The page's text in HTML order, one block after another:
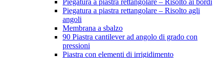
Piegatura a piastra rettangolare – Risolto ai bordi
Piegatura a piastra rettangolare – Risolto agli
angoli
Membrana a sbalzo
90 Piastra cantilever ad angolo di grado con
pressioni
Piastra con elementi di irrigidimento